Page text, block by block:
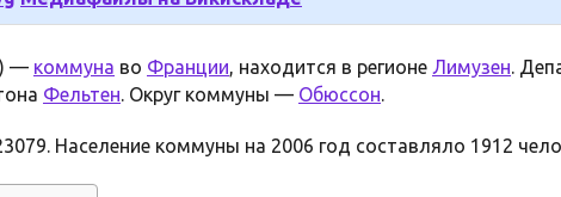
— коммуна во Франции, находится в регионе Лимузен.
Фельтен. Округ коммуны — Обюссон.
Население коммуны на 2006 год составляло 1912